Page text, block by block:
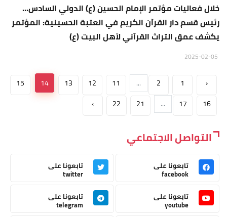
خلال فعاليات مؤتمر الإمام الحسين (ع) الدولي السادس...
رئيس قسم دار القرآن الكريم في العتبة الحسينية: المؤتمر
يكشف عمق التراث القرآني لأهل البيت (ع)
‹
1
2
...
11
12
13
14
15
16
17
...
21
22
›
التواصل الاجتماعي
تابعونا على
facebook
تابعونا على
twitter
تابعونا على
youtube
تابعونا على
telegram